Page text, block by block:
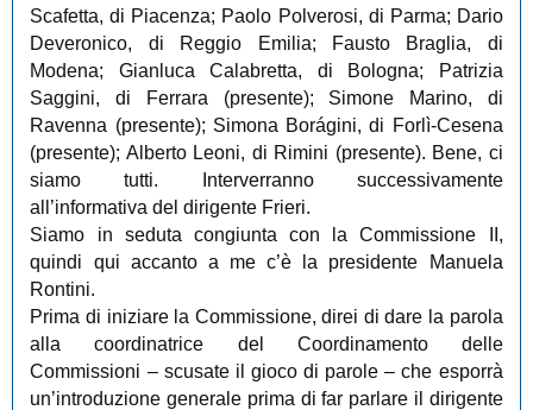
Scafetta, di Piacenza; Paolo Polverosi, di Parma; Dario
Deveronico, di Reggio Emilia; Fausto Braglia, di
Modena; Gianluca Calabretta, di Bologna; Patrizia
Saggini, di Ferrara (presente); Simone Marino, di
Ravenna (presente); Simona Borágini, di Forlì-Cesena
(presente); Alberto Leoni, di Rimini (presente). Bene, ci
siamo tutti. Interverranno successivamente
all’informativa del dirigente Frieri.
Siamo in seduta congiunta con la Commissione II,
quindi qui accanto a me c’è la presidente Manuela
Rontini.
Prima di iniziare la Commissione, direi di dare la parola
alla coordinatrice del Coordinamento delle
Commissioni ‒ scusate il gioco di parole ‒ che esporrà
un’introduzione generale prima di far parlare il dirigente